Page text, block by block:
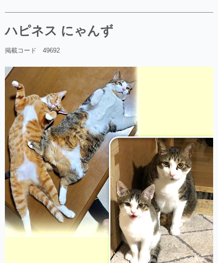
ハピネス にゃんず
掲載コード 49692